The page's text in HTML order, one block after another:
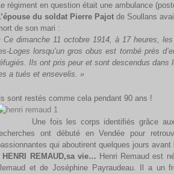
régiment en question était une ambulance
du soldat Pierre Pajot de Soullans
de son mari :
Ce dimanche 11 octobre 1914, à 17 heures,
Loges lorsqu’un gros obus est tombé près
Ils ont pris peur et sont descendus dans
a tués et
Ils sont restés comme
Une fois les corps identifiés grâce aux
ont débuté en Vendée pour
qui aboutirent quelques jours
HENRI REMAUD,sa vie… Henri Remaud est
et de Joséphine Payraudeau. Il a un